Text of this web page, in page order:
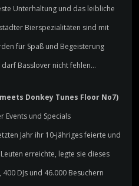
Unterhaltung und das leibliche
Bierspezialitäten sind mit
für Spaß und Begeisterung
Basslover nicht fehlen…
Donkey Tunes Floor No7)
Events und Specials
Jahr ihr 10-jähriges feierte und
erreichte, legte sie dieses
DJs und 46.000 Besuchern